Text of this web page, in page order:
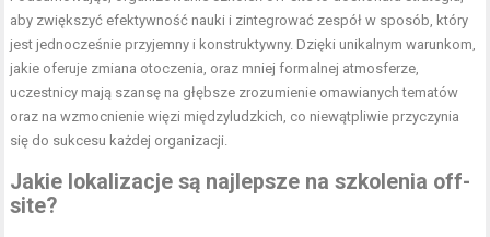
aby zwiększyć efektywność nauki i zintegrować zespół w sposób, który
jest jednocześnie przyjemny i konstruktywny. Dzięki unikalnym warunkom,
jakie oferuje zmiana otoczenia, oraz mniej formalnej atmosferze,
uczestnicy mają szansę na głębsze zrozumienie omawianych tematów
oraz na wzmocnienie więzi międzyludzkich, co niewątpliwie przyczynia
się do sukcesu każdej organizacji.
Jakie lokalizacje są najlepsze na szkolenia off-
site?